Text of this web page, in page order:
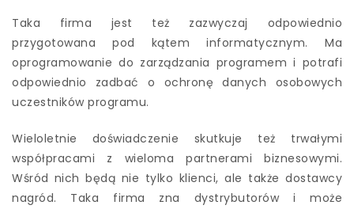
Taka firma jest też zazwyczaj odpowiednio
przygotowana pod kątem informatycznym. Ma
oprogramowanie do zarządzania programem i potrafi
odpowiednio zadbać o ochronę danych osobowych
uczestników programu.
Wieloletnie doświadczenie skutkuje też trwałymi
współpracami z wieloma partnerami biznesowymi.
Wśród nich będą nie tylko klienci, ale także dostawcy
nagród. Taka firma zna dystrybutorów i może